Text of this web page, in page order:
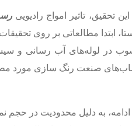
این تحقیق، تاثیر امواج رادیویی
ابتدا مطالعاتی بر روی
در لوله‌‌‌‌‌‌‌‌‌های آب رسانی و
صنعت رنگ سازی مورد
ادامه، به دلیل محدودیت در حجم